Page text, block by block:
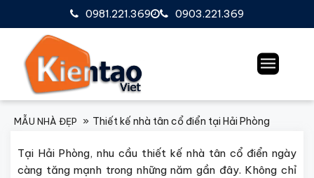
0903.221.369
0981.221.369
MẪU NHÀ ĐẸP Thiết kế nhà tân cổ điển tại Hải Phòng
Tại Hải Phòng, nhu cầu thiết kế nhà tân cổ điển ngày
càng tăng mạnh trong những năm gần đây. Không chỉ